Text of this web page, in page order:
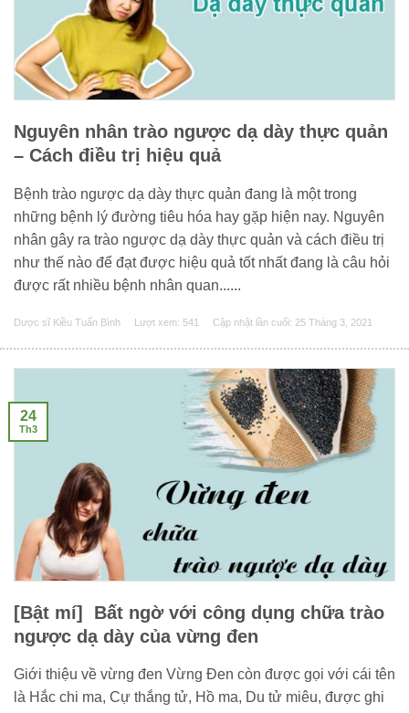
Nguyên nhân trào ngược dạ dày thực quản
– Cách điều trị hiệu quả
Bệnh trào ngược dạ dày thực quản đang là một trong
những bệnh lý đường tiêu hóa hay gặp hiện nay. Nguyên
nhân gây ra trào ngược dạ dày thực quản và cách điều trị
như thế nào để đạt được hiệu quả tốt nhất đang là câu hỏi
được rất nhiều bệnh nhân quan......
Dược sĩ Kiều Tuấn Bình Lượt xem: 541 Cập nhật lần cuối: 25 Tháng 3, 2021
[Bật mí] Bất ngờ với công dụng chữa trào
ngược dạ dày của vừng đen
Giới thiệu về vừng đen Vừng Đen còn được gọi với cái tên
là Hắc chi ma, Cự thắng tử, Hồ ma, Du tử miêu, được ghi
24
Th3